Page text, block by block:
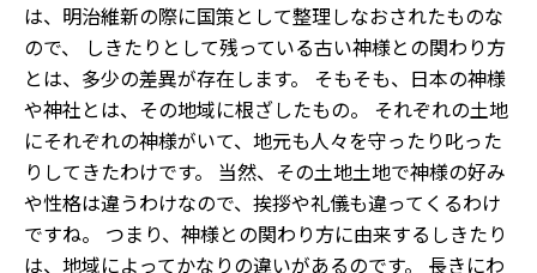
は、明治維新の際に国策として整理しなおされたものな
ので、 しきたりとして残っている古い神様との関わり方
とは、多少の差異が存在します。 そもそも、日本の神様
や神社とは、その地域に根ざしたもの。 それぞれの土地
にそれぞれの神様がいて、地元も人々を守ったり叱った
りしてきたわけです。 当然、その土地土地で神様の好み
や性格は違うわけなので、挨拶や礼儀も違ってくるわけ
ですね。 つまり、神様との関わり方に由来するしきたり
は、地域によってかなりの違いがあるのです。 長きにわ